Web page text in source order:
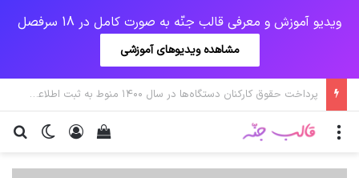
ویدیو آموزش و معرفی قالب جنّه به صورت کامل در 18 سرفصل
مشاهده ویدیوهای آموزشی
جهش آمریکایی کرونا و چالشی جدید برای واکسن/ آغاز توزیع واکسن از سوی اتحادیه کوواکس
تغییر ورود
دیدن سبد خرید منو